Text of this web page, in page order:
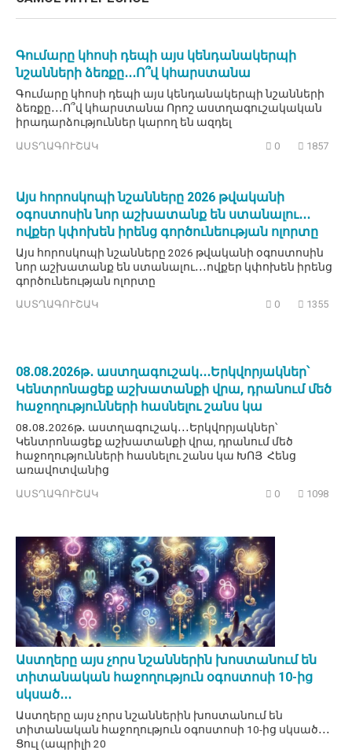
Գումարը կհոսի դեպի այս կենդանակերպի
նշանների ձեռքը․․․Ո՞վ կհարստանա
Գումարը կհոսի դեպի այս կենդանակերպի նշանների
ձեռքը․․․Ո՞վ կհարստանա Որոշ աստղագուշակական
իրադարձություններ կարող են ազդել
ԱՍՏՂԱԳՈՒՇԱԿ 0 1857
Այս հորոսկոպի նշանները 2026 թվականի
օգոստոսին նոր աշխատանք են ստանալու․․․
ովքեր կփոխեն իրենց գործունեության ոլորտը
Այս հորոսկոպի նշանները 2026 թվականի օգոստոսին
նոր աշխատանք են ստանալու․․․ովքեր կփոխեն իրենց
գործունեության ոլորտը
ԱՍՏՂԱԳՈՒՇԱԿ 0 1355
08․08․2026թ․ աստղագուշակ․․․Երկվորյակներ՝
Կենտրոնացեք աշխատանքի վրա, դրանում մեծ
հաջողությունների հասնելու շանս կա
08․08․2026թ․ աստղագուշակ․․․Երկվորյակներ՝
Կենտրոնացեք աշխատանքի վրա, դրանում մեծ
հաջողությունների հասնելու շանս կա ԽՈՅ Հենց
առավոտվանից
ԱՍՏՂԱԳՈՒՇԱԿ 0 1098
Աստղերը այս չորս նշաններին խոստանում են
տիտանական հաջողություն օգոստոսի 10-ից
սկսած․․․
Աստղերը այս չորս նշաններին խոստանում են
տիտանական հաջողություն օգոստոսի 10-ից սկսած․․․
Ցուլ (ապրիլի 20